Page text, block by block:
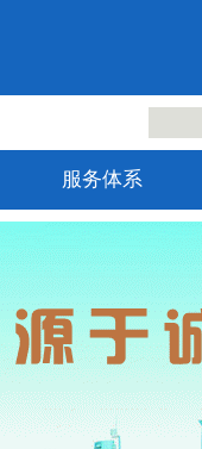
服务体系